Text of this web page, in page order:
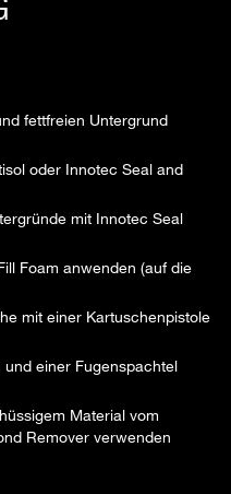
fettfreien Untergrund
oder Innotec Seal and
mit Innotec Seal
Foam anwenden (auf die
mit einer Kartuschenpistole
einer Fugenspachtel
Material vom
Remover verwenden